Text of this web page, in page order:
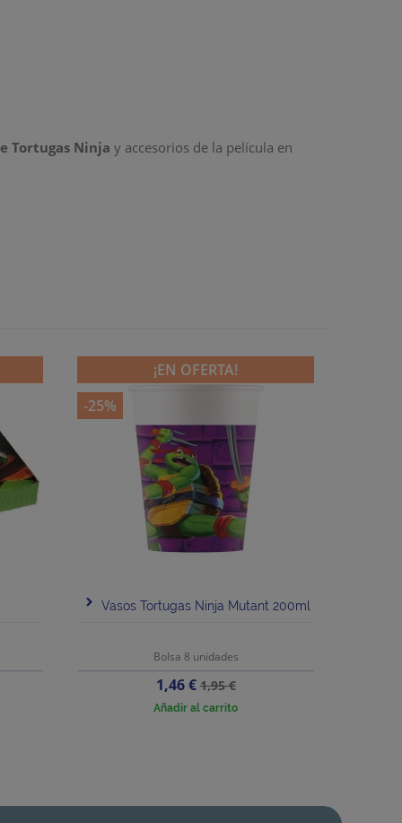
Tortugas Ninja y accesorios de la película en
Vasos Tortugas Ninja Mutant 200ml
Bolsa 8 unidades
Precio
1,46 €Precio
base
1,95 €
Añadir al carrito
¡EN OFERTA!
-25%